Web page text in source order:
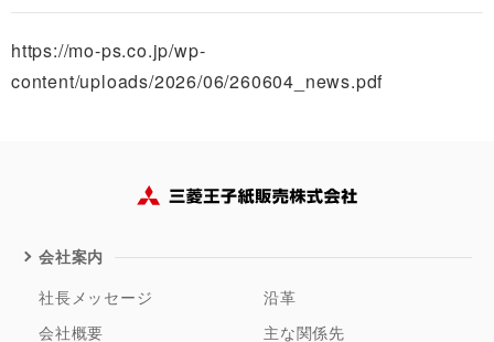
https://mo-ps.co.jp/wp-
content/uploads/2026/06/260604_news.pdf
会社案内
社長メッセージ
会社概要
沿革
主な関係先